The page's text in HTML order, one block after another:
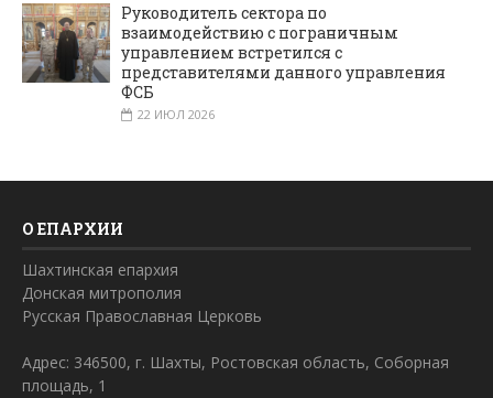
Руководитель сектора по
взаимодействию с пограничным
управлением встретился с
представителями данного управления
ФСБ
22 ИЮЛ 2026
О ЕПАРХИИ
Шахтинская епархия
Донская митрополия
Русская Православная Церковь
Адрес: 346500, г. Шахты, Ростовская область, Соборная
площадь, 1